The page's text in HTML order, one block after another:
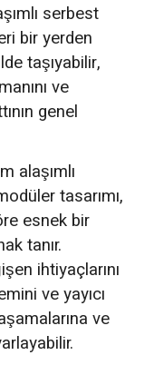
serbest
bir yerden
taşıyabilir,
ve
genel
alaşımlı
tasarımı,
esnek bir
tanır.
ihtiyaçlarını
ve yayıcı
ve